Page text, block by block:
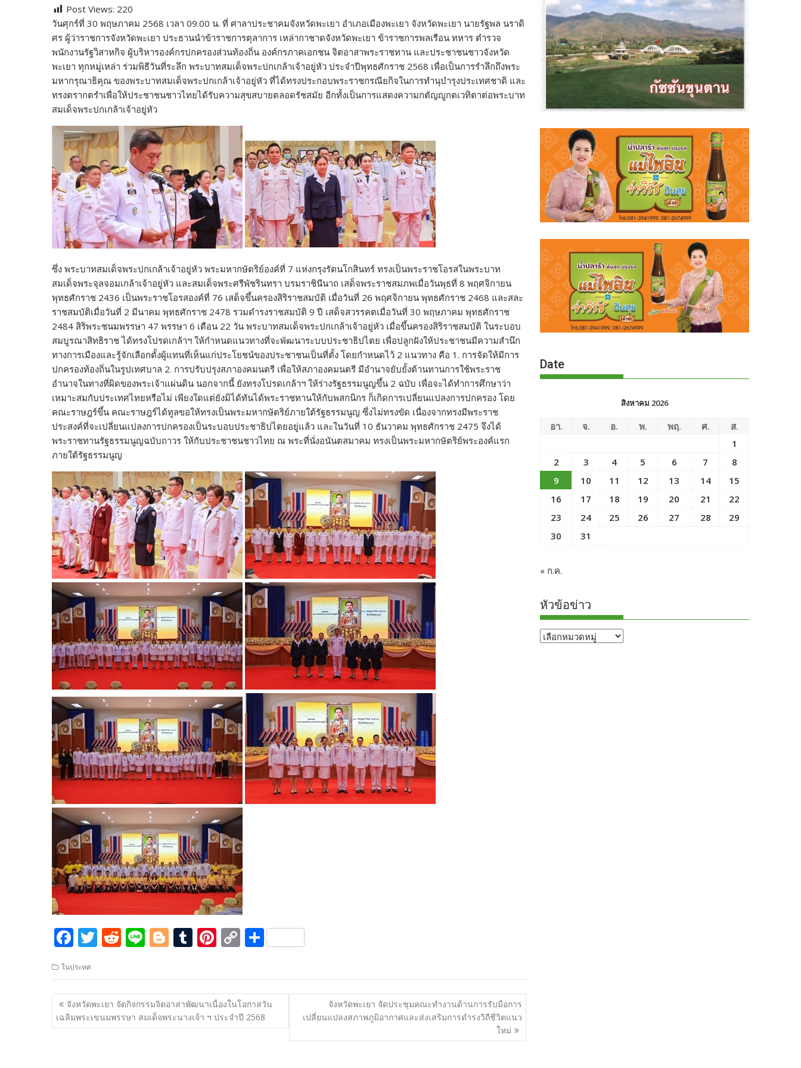
e
b
o
o
k
itt
er
d
di
t
e g
g
er
m
bl
r
er
e
st
p
y
Li
n
k
ar
e
Post Views: 220
วันศุกร์ที่ 30 พฤษภาคม 2568 เวลา 09.00 น. ที่ ศาลาประชาคมจังหวัดพะเยา อำเภอเมืองพะเยา จังหวัดพะเยา นายรัฐพล นราดิ
ศร ผู้ว่าราชการจังหวัดพะเยา ประธานนำข้าราชการตุลาการ เหล่ากาชาดจังหวัดพะเยา ข้าราชการพลเรือน ทหาร ตำรวจ
พนักงานรัฐวิสาหกิจ ผู้บริหารองค์กรปกครองส่วนท้องถิ่น องค์กรภาคเอกชน จิตอาสาพระราชทาน และประชาชนชาวจังหวัด
พะเยา ทุกหมู่เหล่า ร่วมพิธีวันที่ระลึก พระบาทสมเด็จพระปกเกล้าเจ้าอยู่หัว ประจำปีพุทธศักราช 2568 เพื่อเป็นการรำลึกถึงพระ
มหากรุณาธิคุณ ของพระบาทสมเด็จพระปกเกล้าเจ้าอยู่หัว ที่ได้ทรงประกอบพระราชกรณียกิจในการทำนุบำรุงประเทศชาติ และ
ทรงตรากตรำเพื่อให้ประชาชนชาวไทยได้รับความสุขสบายตลอดรัชสมัย อีกทั้งเป็นการแสดงความกตัญญูกตเวทิตาต่อพระบาท
สมเด็จพระปกเกล้าเจ้าอยู่หัว
ซึ่ง พระบาทสมเด็จพระปกเกล้าเจ้าอยู่หัว พระมหากษัตริย์องค์ที่ 7 แห่งกรุงรัตนโกสินทร์ ทรงเป็นพระราชโอรสในพระบาท
สมเด็จพระจุลจอมเกล้าเจ้าอยู่หัว และสมเด็จพระศรีพัชรินทรา บรมราชินีนาถ เสด็จพระราชสมภพเมื่อวันพุธที่ 8 พฤศจิกายน
พุทธศักราช 2436 เป็นพระราชโอรสองค์ที่ 76 เสด็จขึ้นครองสิริราชสมบัติ เมื่อวันที่ 26 พฤศจิกายน พุทธศักราช 2468 และสละ
ราชสมบัติเมื่อวันที่ 2 มีนาคม พุทธศักราช 2478 รวมดำรงราชสมบัติ 9 ปี เสด็จสวรรคตเมื่อวันที่ 30 พฤษภาคม พุทธศักราช
2484 สิริพระชนมพรรษา 47 พรรษา 6 เดือน 22 วัน พระบาทสมเด็จพระปกเกล้าเจ้าอยู่หัว เมื่อขึ้นครองสิริราชสมบัติ ในระบอบ
สมบูรณาสิทธิราช ได้ทรงโปรดเกล้าฯ ให้กำหนดแนวทางที่จะพัฒนาระบบประชาธิปไตย เพื่อปลูกฝังให้ประชาชนมีความสำนึก
ทางการเมืองและรู้จักเลือกตั้งผู้แทนที่เห็นแก่ประโยชน์ของประชาชนเป็นที่ตั้ง โดยกำหนดไว้ 2 แนวทาง คือ 1. การจัดให้มีการ
ปกครองท้องถิ่นในรูปเทศบาล 2. การปรับปรุงสภาองคมนตรี เพื่อให้สภาองคมนตรี มีอำนาจยับยั้งต้านทานการใช้พระราช
อำนาจในทางที่ผิดของพระเจ้าแผ่นดิน นอกจากนี้ ยังทรงโปรดเกล้าฯ ให้ร่างรัฐธรรมนูญขึ้น 2 ฉบับ เพื่อจะได้ทำการศึกษาว่า
เหมาะสมกับประเทศไทยหรือไม่ เพียงใดแต่ยังมิได้ทันได้พระราชทานให้กับพสกนิกร ก็เกิดการเปลี่ยนแปลงการปกครอง โดย
คณะราษฎร์ขึ้น คณะราษฎร์ได้ทูลขอให้ทรงเป็นพระมหากษัตริย์ภายใต้รัฐธรรมนูญ ซึ่งไม่ทรงขัด เนื่องจากทรงมีพระราช
ประสงค์ที่จะเปลี่ยนแปลงการปกครองเป็นระบอบประชาธิปไตยอยู่แล้ว และในวันที่ 10 ธันวาคม พุทธศักราช 2475 จึงได้
พระราชทานรัฐธรรมนูญฉบับถาวร ให้กับประชาชนชาวไทย ณ พระที่นั่งอนันตสมาคม ทรงเป็นพระมหากษัตริย์พระองค์แรก
ภายใต้รัฐธรรมนูญ
F
e
b
o
o
T
itt
er
R
d
di
t
Li
e
Bl
g
g
er
T
m
bl
r
Pi
er
e
st
C
p
y
Li
n
S
ar
e
ในประทศ
แนะแนว
เรื่อง
จังหวัดพะเยา จัดกิจกรรมจิตอาสาพัฒนาเนื่องในโอกาสวัน
เฉลิมพระเขนมพรรษา สมเด็จพระนางเจ้า ฯ ประจำปี 2568
จังหวัดพะเยา จัดประชุมคณะทำงานด้านการรับมือการ
เปลี่ยนแปลงสภาพภูมิอากาศและส่งเสริมการดำรงวิถีชีวิตแนว
ใหม่
Date
สิงหาคม 2026
อา. จ. อ. พ. พฤ. ศ.
ส.
1
2
3 4 5 6 7
8
9
10 11 12 13 14
15
16
17 18 19 20 21
22
23
24 25 26 27 28
29
30
31
« ก.ค.
หัวข้อข่าว
หัวข้อ